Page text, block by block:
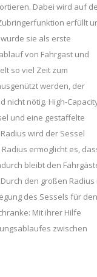
Dabei wird auf
erfüllt
sie als erste
von Fahrgast und
so viel Zeit zum
werden, der
nicht nötig. High-
und eine gestaffelte
wird der Sessel
ermöglicht es,
bleibt den
den großen Radius
des Sessels für den
Mit ihrer Hilfe
zwischen